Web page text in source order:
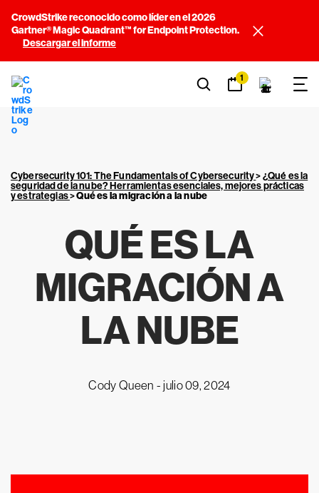
CrowdStrike reconocido como líder en el 2026
Gartner® Magic Quadrant™ for Endpoint Protection.
Descargar el informe
1
Cybersecurity 101: The Fundamentals of Cybersecurity>¿Qué es la
seguridad de la nube? Herramientas esenciales, mejores prácticas
y estrategias>Qué es la migración a la nube
QUÉ ES LA
MIGRACIÓN A
LA NUBE
Cody Queen - julio 09, 2024